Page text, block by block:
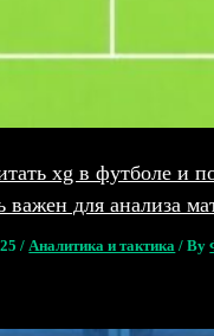
xg в футболе и
важен для анализа
/Аналитика и тактика / By